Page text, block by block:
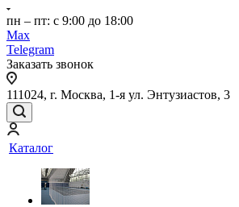
пн – пт: с 9:00 до 18:00
Max
Telegram
Заказать звонок
111024, г. Москва, 1-я ул. Энтузиастов, 3
Каталог